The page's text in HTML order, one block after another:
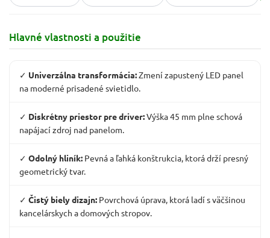
Hlavné vlastnosti a použitie
✓ Univerzálna transformácia:Zmení zapustený LED panel
na moderné prisadené svietidlo.
✓ Diskrétny priestor pre driver:Výška 45 mm plne schová
napájací zdroj nad panelom.
✓ Odolný hliník: Pevná a ľahká konštrukcia, ktorá drží presný
geometrický tvar.
✓ Čistý biely dizajn: Povrchová úprava, ktorá ladí s väčšinou
kancelárskych a domových stropov.